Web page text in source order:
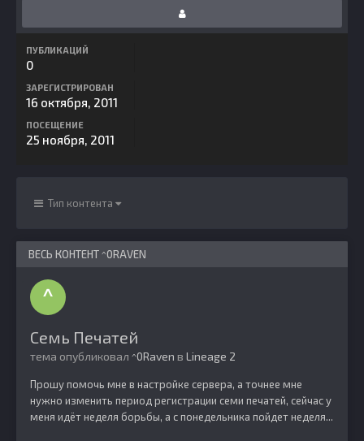
ПУБЛИКАЦИЙ
0
ЗАРЕГИСТРИРОВАН
16 октября, 2011
ПОСЕЩЕНИЕ
25 ноября, 2011
Тип контента
ВЕСЬ КОНТЕНТ ^0RAVEN
Семь Печатей
тема опубликовал ^0Raven в Lineage 2
Прошу помочь мне в настройке сервера, а точнее мне
нужно изменить период регистрации семи печатей, сейчас у
меня идёт неделя борьбы, а с понедельника пойдет неделя...